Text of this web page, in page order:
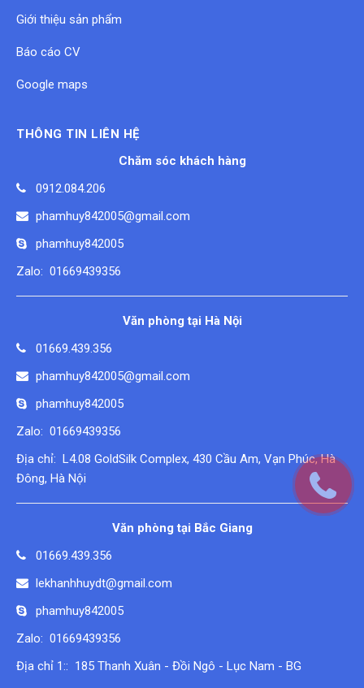
Giới thiệu sản phẩm
Báo cáo CV
Google maps
THÔNG TIN LIÊN HỆ
Chăm sóc khách hàng
0912.084.206
phamhuy842005@gmail.com
phamhuy842005
Zalo: 01669439356
Văn phòng tại Hà Nội
01669.439.356
phamhuy842005@gmail.com
phamhuy842005
Zalo: 01669439356
Địa chỉ: L4.08 GoldSilk Complex, 430 Cầu Am, Vạn Phúc, Hà
Đông, Hà Nội
Văn phòng tại Bắc Giang
01669.439.356
lekhanhhuydt@gmail.com
phamhuy842005
Zalo: 01669439356
Địa chỉ 1:: 185 Thanh Xuân - Đồi Ngô - Lục Nam - BG